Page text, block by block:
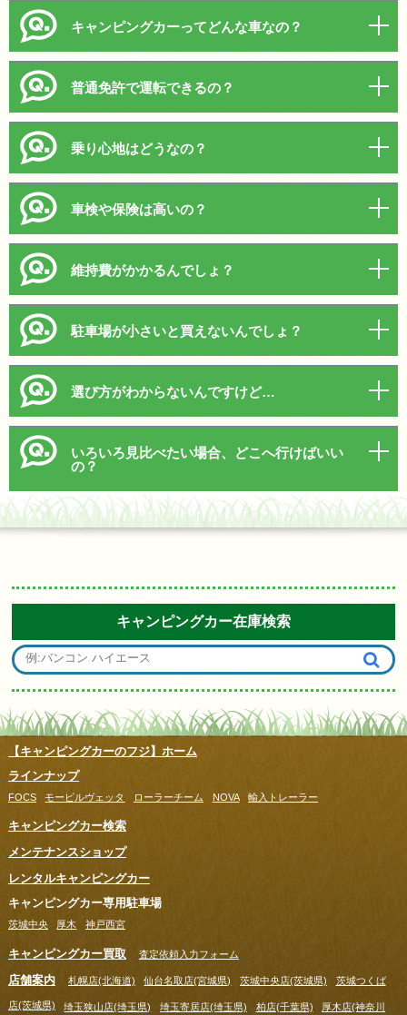
キャンピングカーってどんな車なの？
普通免許で運転できるの？
乗り心地はどうなの？
車検や保険は高いの？
維持費がかかるんでしょ？
駐車場が小さいと買えないんでしょ？
選び方がわからないんですけど…
いろいろ見比べたい場合、どこへ行けばいい
の？
キャンピングカー在庫検索
【キャンピングカーのフジ】ホーム
ラインナップ
FOCS モービルヴェッタ ローラーチーム NOVA 輸入トレーラー
キャンピングカー検索
メンテナンスショップ
レンタルキャンピングカー
キャンピングカー専用駐車場
茨城中央 厚木 神戸西宮
キャンピングカー買取 査定依頼入力フォーム
店舗案内 札幌店(北海道) 仙台名取店(宮城県) 茨城中央店(茨城県) 茨城つくば
店(茨城県) 埼玉狭山店(埼玉県) 埼玉寄居店(埼玉県) 柏店(千葉県) 厚木店(神奈川